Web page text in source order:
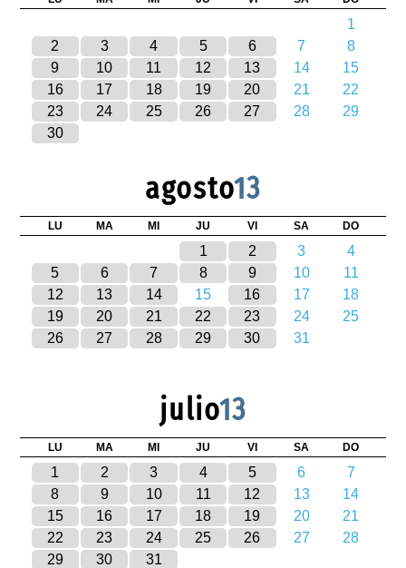
1
2
3 4 5 6 7
8
9
10 11 12 13 14
15
16
17 18 19 20 21
22
23
24 25 26 27 28
29
30
agosto13
LU MA MI JU VI SA DO
1 2 3
4
5
6 7 8 9 10
11
12
13 14 15 16 17
18
19
20 21 22 23 24
25
26
27 28 29 30 31
julio13
LU MA MI JU VI SA DO
1 2 3 4 5 6
7
8
9 10 11 12 13
14
15
16 17 18 19 20
21
22
23 24 25 26 27
28
29
30 31